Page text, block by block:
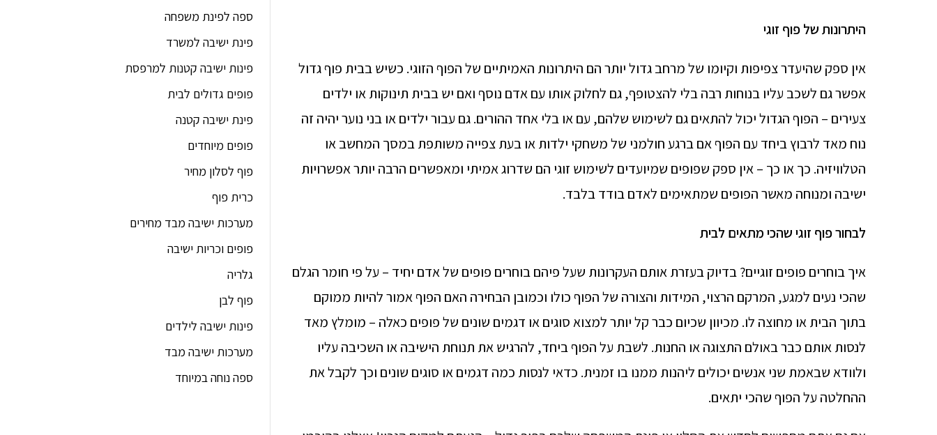
היתרונות של פוף זוגי
אין ספק שהיעדר צפיפות וקיומו של מרחב גדול יותר הם היתרונות האמיתיים של הפוף הזוגי. כשיש בבית פוף גדול
אפשר גם לשכב עליו בנוחות רבה בלי להצטופף, גם לחלוק אותו עם אדם נוסף ואם יש בבית תינוקות או ילדים
צעירים – הפוף הגדול יכול להתאים גם לשימוש שלהם, עם או בלי אחד ההורים. גם עבור ילדים או בני נוער יהיה זה
נוח מאד לרבוץ ביחד עם הפוף אם ברגע חולמני של משחקי ילדות או בעת צפייה משותפת במסך המחשב או
הטלוויזיה. כך או כך – אין ספק שפופים שמיועדים לשימוש זוגי הם שדרוג אמיתי ומאפשרים הרבה יותר אפשרויות
ישיבה ומנוחה מאשר הפופים שמתאימים לאדם בודד בלבד.
לבחור פוף זוגי שהכי מתאים לבית
איך בוחרים פופים זוגיים? בדיוק בעזרת אותם העקרונות שעל פיהם בוחרים פופים של אדם יחיד – על פי חומר הגלם
שהכי נעים למגע, המרקם הרצוי, המידות והצורה של הפוף כולו וכמובן הבחירה האם הפוף אמור להיות ממוקם
בתוך הבית או מחוצה לו. מכיוון שכיום כבר קל יותר למצוא סוגים או דגמים שונים של פופים כאלה – מומלץ מאד
לנסות אותם כבר באולם התצוגה או החנות. לשבת על הפוף ביחד, להרגיש את תנוחת הישיבה או השכיבה עליו
ולוודא שבאמת שני אנשים יכולים ליהנות ממנו בו זמנית. כדאי לנסות כמה דגמים או סוגים שונים וכך לקבל את
ההחלטה על הפוף שהכי יתאים.
ספה לפינת משפחה
פינת ישיבה למשרד
פינות ישיבה קטנות למרפסת
פופים גדולים לבית
פינת ישיבה קטנה
פופים מיוחדים
פוף לסלון מחיר
כרית פוף
מערכות ישיבה מבד מחירים
פופים וכריות ישיבה
גלריה
פוף לבן
פינות ישיבה לילדים
מערכות ישיבה מבד
ספה נוחה במיוחד